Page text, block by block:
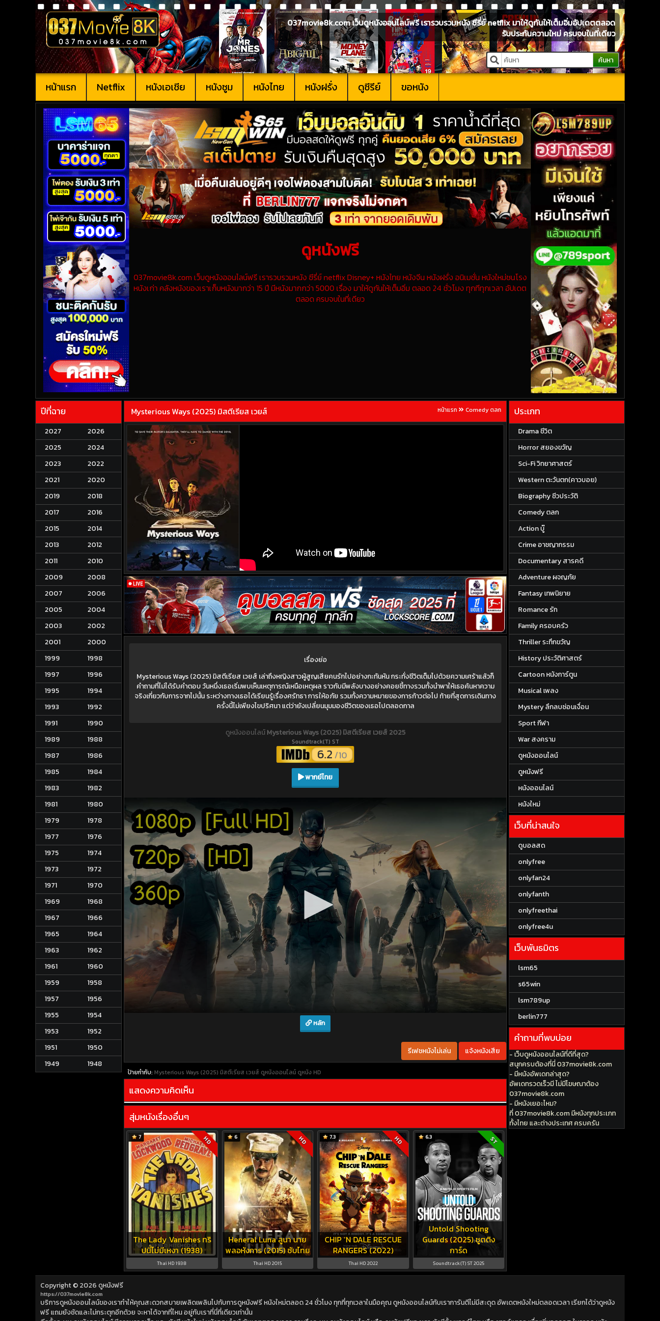
037movie8k.com เว็บดูหนังออนไลน์ฟรี เรารวบรวมหนัง ซีรี่ย์ netflix มาให้ดูกันให้เต็มอิ่มอัปเดตตลอด
รับประกันความใหม่ ครบจบในที่เดียว
ค้นหา
หน้าแรก Netflix หนังเอเชีย หนังซูม หนังไทย หนังฝรั่ง ดูซีรีย์ ขอหนัง
ดูหนังฟรี
037movie8k.com เว็บดูหนังออนไลน์ฟรี เรารวบรวมหนัง ซีรี่ย์ netflix Disney+ หนังไทย หนังจีน หนังฝรั่ง อนิเมชั่น หนังใหม่ชนโรง
หนังเก่า คลังหนังของเราเก็บหนังมากว่า 15 ปี มีหนังมากกว่า 5000 เรื่อง มาให้ดูกันให้เต็มอิ่ม ตลอด 24 ชั่วโมง ทุกทีทุกเวลา อัปเดต
ตลอด ครบจบในที่เดียว
ปีที่ฉาย
2027
2026
2025
2024
2023
2022
2021
2020
2019
2018
2017
2016
2015
2014
2013
2012
2011
2010
2009
2008
2007
2006
2005
2004
2003
2002
2001
2000
1999
1998
1997
1996
1995
1994
1993
1992
1991
1990
1989
1988
1987
1986
1985
1984
1983
1982
1981
1980
1979
1978
1977
1976
1975
1974
1973
1972
1971
1970
1969
1968
1967
1966
1965
1964
1963
1962
1961
1960
1959
1958
1957
1956
1955
1954
1953
1952
1951
1950
1949
1948
Mysterious Ways (2025) มิสตีเรียส เวยส์ หน้าแรก Comedy ตลก
เรื่องย่อ
Mysterious Ways (2025) มิสตีเรียส เวยส์ เล่าถึงหญิงสาวผู้สูญเสียคนรักไปอย่างกะทันหัน กระทั่งชีวิตเต็มไปด้วยความเศร้าแล้วก็
คำถามที่ไม่ได้รับคำตอบ วันหนึ่งเธอเริ่มพบเห็นเหตุการณ์เหนือเหตุผล ราวกับมีพลังบางอย่างคอยชี้ทางรวมทั้งนำพาให้เธอค้นหาความ
จริงเกี่ยวกับการจากไปนั้น ระหว่างทางเธอได้เรียนรู้เรื่องศรัทธา การให้อภัย รวมทั้งความหมายของการก้าวต่อไป ท้ายที่สุดการเดินทาง
ครั้งนี้ไม่เพียงไขปริศนา แต่ว่ายังเปลี่ยนมุมมองชีวิตของเธอไปตลอดกาล
ดูหนังออนไลน์Mysterious Ways (2025) มิสตีเรียส เวยส์ 2025
Soundtrack(T) ST
6.2 /10
พากย์ไทย
หลัก
รีเฟชหนังไม่เล่น แจ้งหนังเสีย
ป้ายกำกับ: Mysterious Ways (2025) มิสตีเรียส เวยส์ ดูหนังออนไลน์ ดูหนัง HD
แสดงความคิดเห็น
สุ่มหนังเรื่องอื่นๆ
The Lady Vanishes ทริ
ปนี้ไม่มีเหงา (1938)
7 HD
Thai HD 1938
Heneral Luna ลูนา นาย
พลอหังการ (2015) ซับไทย
6 HD
Thai HD 2015
CHIP ‘N DALE RESCUE
RANGERS (2022)
7.3 HD
Thai HD 2022
Untold Shooting
Guards (2025) ชูตติง
การ์ด
6.3 ST
Soundtrack(T) ST 2025
ประเภท
Drama ชีวิต
Horror สยองขวัญ
Sci-Fi วิทยาศาสตร์
Western ตะวันตก(คาวบอย)
Biography ชีวประวัติ
Comedy ตลก
Action บู๊
Crime อาชญากรรม
Documentary สารคดี
Adventure ผจญภัย
Fantasy เทพนิยาย
Romance รัก
Family ครอบครัว
Thriller ระทึกขวัญ
History ประวัติศาสตร์
Cartoon หนังการ์ตูน
Musical เพลง
Mystery ลึกลบซ่อนเงื่อน
Sport กีฬา
War สงคราม
ดูหนังออนไลน์
ดูหนังฟรี
หนังออนไลน์
หนังใหม่
เว็บที่น่าสนใจ
ดูบอลสด
onlyfree
onlyfan24
onlyfanth
onlyfreethai
onlyfree4u
เว็บพันธมิตร
lsm65
s65win
lsm789up
berlin777
คำถามที่พบบ่อย
- เว็บดูหนังออนไลน์ที่ดีที่สุด?
สนุกครบต้องที่นี่ 037movie8k.com
- มีหนังอัพเดทล่าสุด?
อัพเดทรวดเร็วมี ไม่มีโฆษณาต้อง
037movie8k.com
- มีหนังเยอะไหม?
ที่ 037movie8k.com มีหนังทุกประเภท
ทั้งไทย และต่างประเทศ ครบครัน
Copyright © 2026 ดูหนังฟรี
https://037movie8k.com
บริการดูหนังออนไลน์ของเราทำให้คุณสะดวกสบายเพลิดเพลินไปกับการดูหนังฟรี หนังใหม่ตลอด 24 ชั่วโมง ทุกที่ทุกเวลาในมือคุณ ดูหนังออนไลน์กับเราการันตีไม่มีสะดุด อัพเดตหนังใหม่ตลอดเวลา เรียกได้ว่าดูหนัง
ฟรี แถมยังชัดและไม่กระตุกอีกด้วย จะหาได้จากที่ไหน อยู่กับเราที่นี่ที่เดียวเท่านั้น